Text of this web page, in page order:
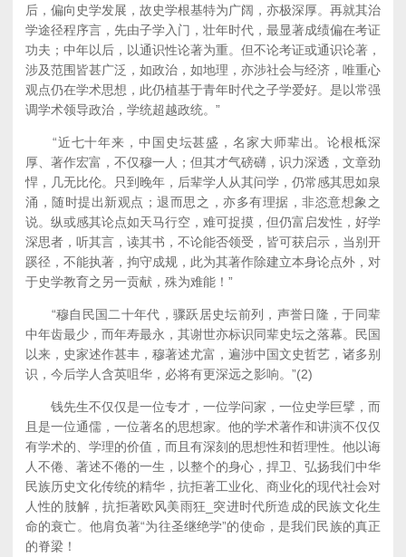
后，偏向史学发展，故史学根基特为广阔，亦极深厚。再就其治
学途径程序言，先由子学入门，壮年时代，最显著成绩偏在考证
功夫；中年以后，以通识性论著为重。但不论考证或通识论著，
涉及范围皆甚广泛，如政治，如地理，亦涉社会与经济，唯重心
观点仍在学术思想，此仍植基于青年时代之子学爱好。是以常强
调学术领导政治，学统超越政统。”
“近七十年来，中国史坛甚盛，名家大师辈出。论根柢深
厚、著作宏富，不仅穆一人；但其才气磅礴，识力深透，文章劲
悍，几无比伦。只到晚年，后辈学人从其问学，仍常感其思如泉
涌，随时提出新观点；退而思之，亦多有理据，非恣意想象之
说。纵或感其论点如天马行空，难可捉摸，但仍富启发性，好学
深思者，听其言，读其书，不论能否领受，皆可获启示，当别开
蹊径，不能执著，拘守成规，此为其著作除建立本身论点外，对
于史学教育之另一贡献，殊为难能！”
“穆自民国二十年代，骤跃居史坛前列，声誉日隆，于同辈
中年齿最少，而年寿最永，其谢世亦标识同辈史坛之落幕。民国
以来，史家述作甚丰，穆著述尤富，遍涉中国文史哲艺，诸多别
识，今后学人含英咀华，必将有更深远之影响。”(2)
钱先生不仅仅是一位专才，一位学问家，一位史学巨擘，而
且是一位通儒，一位著名的思想家。他的学术著作和讲演不仅仅
有学术的、学理的价值，而且有深刻的思想性和哲理性。他以诲
人不倦、著述不倦的一生，以整个的身心，捍卫、弘扬我们中华
民族历史文化传统的精华，抗拒著工业化、商业化的现代社会对
人性的肢解，抗拒著欧风美雨狂_突进时代所造成的民族文化生
命的衰亡。他肩负著“为往圣继绝学”的使命，是我们民族的真正
的脊梁！